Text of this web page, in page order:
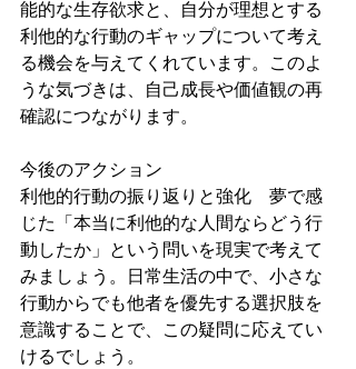
能的な生存欲求と、自分が理想とする
利他的な行動のギャップについて考え
る機会を与えてくれています。このよ
うな気づきは、自己成長や価値観の再
確認につながります。
今後のアクション
利他的行動の振り返りと強化　夢で感
じた「本当に利他的な人間ならどう行
動したか」という問いを現実で考えて
みましょう。日常生活の中で、小さな
行動からでも他者を優先する選択肢を
意識することで、この疑問に応えてい
けるでしょう。